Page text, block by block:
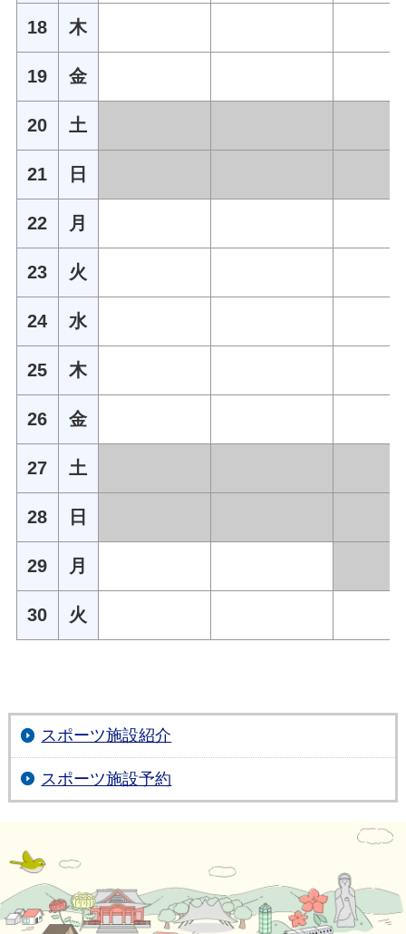
18 木
19 金
20 土
21 日
22 月
23 火
24 水
25 木
26 金
27 土
28 日
29 月
30 火
スポーツ施設紹介
スポーツ施設予約